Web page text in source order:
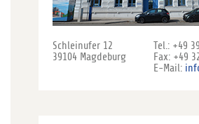
Schleinufer 12
39104 Magdeburg
Tel.: +49
Fax: +49
E-Mail: